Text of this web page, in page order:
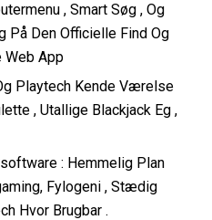
, Smart Søg , Og
På Den Officielle Find Og
Web App
Playtech Kende Værelse
, Utallige Blackjack Eg ,
: Hemmelig Plan
Fylogeni , Stædig
Hvor Brugbar .